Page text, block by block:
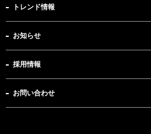
トレンド情報
お知らせ
採用情報
お問い合わせ